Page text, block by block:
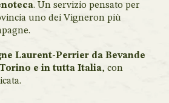
. Un servizio pensato per
uno dei Vigneron più
Laurent-Perrier da Bevande
Torino e in tutta Italia, con